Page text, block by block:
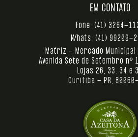
EM CONTATO
Fone: (41) 3264-
Whats: (41) 99209-
Matriz - Mercado
Avenida Sete de Setembro nº
Lojas 26, 33, 34 e
Curitiba - PR,